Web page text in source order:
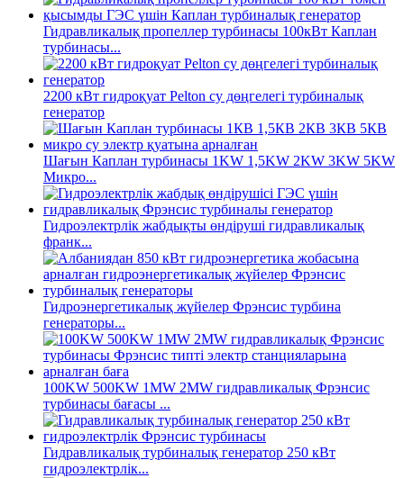
Гидравликалық пропеллер турбинасы 100кВт Каплан
турбинасы...
2200 кВт гидроқуат Pelton су дөңгелегі турбиналық
генератор
Шағын Каплан турбинасы 1KW 1,5KW 2KW 3KW 5KW
Микро...
Гидроэлектрлік жабдықты өндіруші гидравликалық
франк...
Гидроэнергетикалық жүйелер Фрэнсис турбина
генераторы...
100KW 500KW 1MW 2MW гидравликалық Фрэнсис
турбинасы бағасы ...
Гидравликалық турбиналық генератор 250 кВт
гидроэлектрлік...